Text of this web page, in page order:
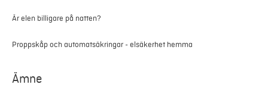
Är elen billigare på natten?
Proppskåp och automatsäkringar - elsäkerhet hemma
Ämne